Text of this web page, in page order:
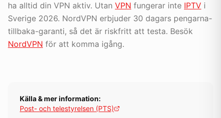
ha alltid din VPN aktiv. Utan VPN fungerar inte IPTV i
Sverige 2026. NordVPN erbjuder 30 dagars pengarna-
tillbaka-garanti, så det är riskfritt att testa. Besök
NordVPN för att komma igång.
Källa & mer information:
Post- och telestyrelsen (PTS)